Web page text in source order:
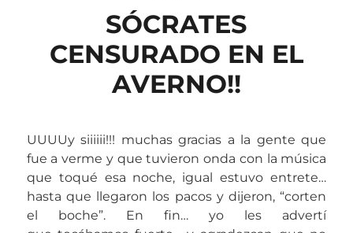
SÓCRATES
CENSURADO EN EL
AVERNO!!
UUUUy siiiiii!!! muchas gracias a la gente que
fue a verme y que tuvieron onda con la música
que toqué esa noche, igual estuvo entrete…
hasta que llegaron los pacos y dijeron, “corten
el boche”. En fin… yo les advertí